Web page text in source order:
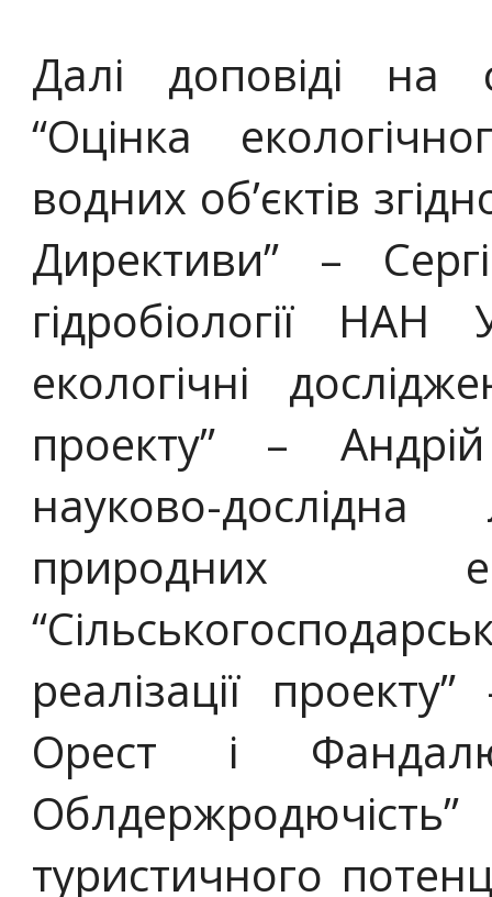
Далі доповіді на
“Оцінка
водних об’єктів
Директиви” –
гідробіології НАН
екологічні
проекту” –
науково-
природних
реалізації
Орест і
туристичного